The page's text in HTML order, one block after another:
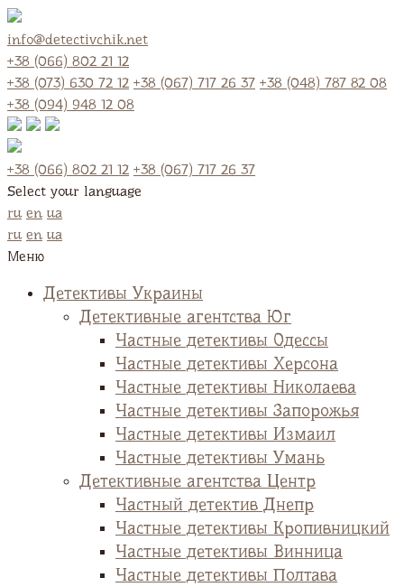
info@detectivchik.net
+38 (066) 802 21 12
+38 (073) 630 72 12 +38 (067) 717 26 37 +38 (048) 787 82 08
+38 (094) 948 12 08
+38 (066) 802 21 12 +38 (067) 717 26 37
Select your language
ru en ua
ru en ua
Меню
Детективы Украины
Детективные агентства Юг
Частные детективы Одессы
Частные детективы Херсона
Частные детективы Николаева
Частные детективы Запорожья
Частные детективы Измаил
Частные детективы Умань
Детективные агентства Центр
Частный детектив Днепр
Частные детективы Кропивницкий
Частные детективы Винница
Частные детективы Полтава